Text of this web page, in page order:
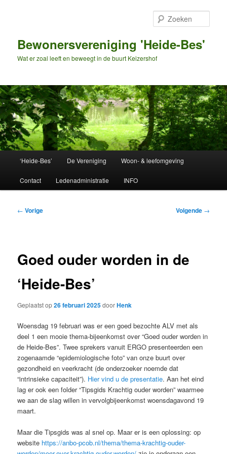
inhoudBewonersvereniging 'Heide-Bes'
Wat er zoal leeft en beweegt in de buurt Keizershof
‘Heide-Bes’ De Vereniging Woon- & leefomgeving
Contact Ledenadministratie INFO
Bericht
← Vorige Volgende →
Goed ouder worden in de
‘Heide-Bes’
Geplaatst op26 februari 2025doorHenk
Woensdag 19 februari was er een goed bezochte ALV met als
deel 1 een mooie thema-bijeenkomst over “Goed ouder worden in
de Heide-Bes”. Twee sprekers vanuit ERGO presenteerden een
zogenaamde “epidemiologische foto” van onze buurt over
gezondheid en veerkracht (de onderzoeker noemde dat
“intrinsieke capaciteit”). Hier vind u de presentatie. Aan het eind
lag er ook een folder “Tipsgids Krachtig ouder worden” waarmee
we aan de slag willen in vervolgbijeenkomst woensdagavond 19
maart.
Maar die Tipsgids was al snel op. Maar er is een oplossing: op
website https://anbo-pcob.nl/thema/thema-krachtig-ouder-